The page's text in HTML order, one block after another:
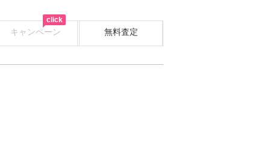
キャンペーン 無料査定
click